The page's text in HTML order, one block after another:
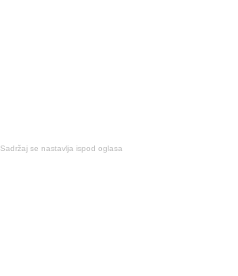
Sadržaj se nastavlja ispod oglasa